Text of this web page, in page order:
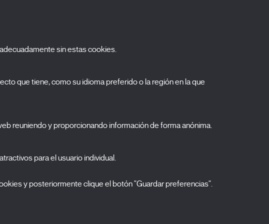
Nombre
Selecciona una categoría
0 listas seleccionadas
Acepto términos, condiciones ypolítica de
sin estas cookies.
que tiene, como su idioma preferido o la región en la que
reuniendo y proporcionando información de forma anónima.
para el usuario individual.
y posteriormente clique el botón "Guardar preferencias".